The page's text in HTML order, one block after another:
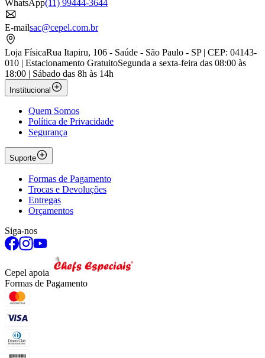
WhatsApp(11) 99444-3644
E-mailsac@cepel.com.br
Loja FísicaRua Itapiru, 106 - Saúde - São Paulo - SP | CEP: 04143-
010 | Estacionamento GratuitoSegunda a sexta-feira das 08:00 às
18:00 | Sábado das 8h às 14h
Institucional
Quem Somos
Política de Privacidade
Segurança
Suporte
Formas de Pagamento
Trocas e Devoluções
Entregas
Orçamentos
Siga-nos
Cepel apoia
Formas de Pagamento